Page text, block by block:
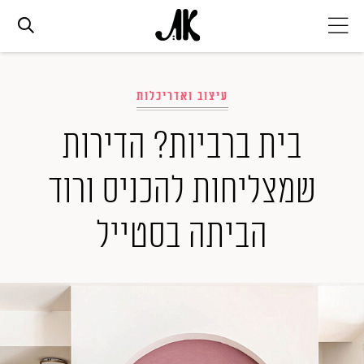
אופנה
ביוטי
סלבס
המגזין
עיצוב ואדריכלות
בית ברביות? הדירות
שמצליחות להכניס ורוד
הביתה בסטייל